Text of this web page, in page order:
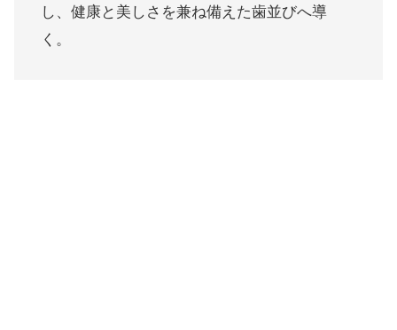
し、健康と美しさを兼ね備えた歯並びへ導
く。